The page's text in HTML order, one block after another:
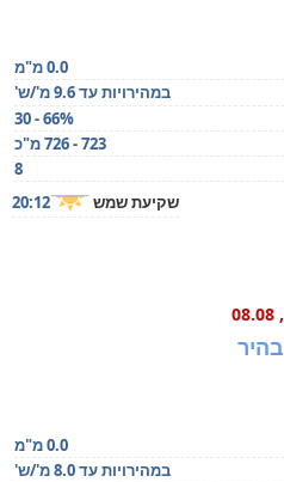
0.0 מ"מ
במהירויות עד 9.6 מ'/ש'
30 - 66%
723 - 726 מ"כ
8
שקיעת שמש 20:12
, 08.08
בהיר
0.0 מ"מ
במהירויות עד 8.0 מ'/ש'